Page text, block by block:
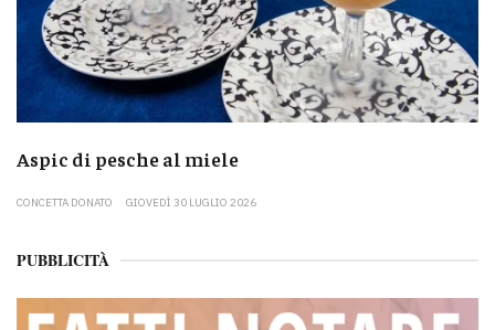
Aspic di pesche al miele
CONCETTA DONATO GIOVEDÌ 30 LUGLIO 2026
PUBBLICITÀ